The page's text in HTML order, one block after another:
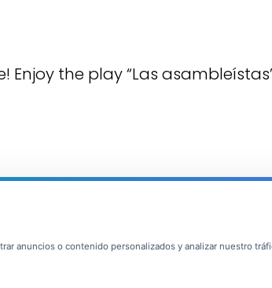
Enjoy the play “Las
anuncios o contenido personalizados y analizar nuestro